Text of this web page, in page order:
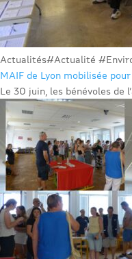
Actualités#Actualité
MAIF de Lyon mobilisée
Le 30 juin, les bénévoles de